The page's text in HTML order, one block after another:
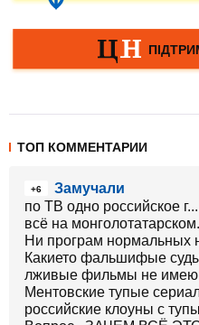
ТОП КОММЕНТАРИИ
+6
Замучали
по ТВ одно российское
всё на монголотатарском.
Ни програм нормальных
Какието фальшифые
лживые фильмы не
Ментовские тупые
российские клоуны с